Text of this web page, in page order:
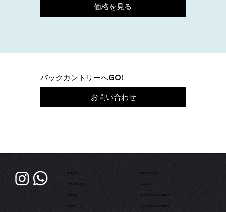
価格を見る
​バックカントリーへGO!
お問い合わせ
WHAT IS
WHO WE ARE
SERVICE
PRICE
RESERVATION
CONTACT
Terms and Conditions
Terms and Conditions